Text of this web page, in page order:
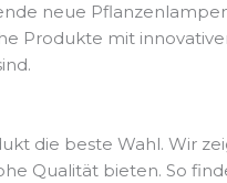
neue
Produkte mit
die beste Wahl. Wir
Qualität bieten. So